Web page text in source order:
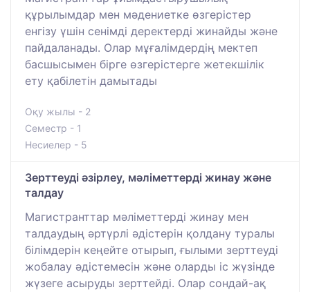
құрылымдар мен мәдениетке өзгерістер
енгізу үшін сенімді деректерді жинайды және
пайдаланады. Олар мұғалімдердің мектеп
басшысымен бірге өзгерістерге жетекшілік
ету қабілетін дамытады
Оқу жылы - 2
Семестр - 1
Несиелер - 5
Зерттеуді әзірлеу, мәліметтерді жинау және
талдау
Магистранттар мәліметтерді жинау мен
талдаудың әртүрлі әдістерін қолдану туралы
білімдерін кеңейте отырып, ғылыми зерттеуді
жобалау әдістемесін және оларды іс жүзінде
жүзеге асыруды зерттейді. Олар сондай-ақ